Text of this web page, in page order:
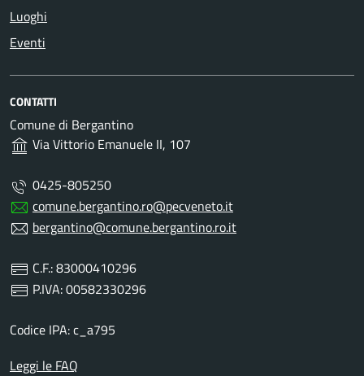
Luoghi
Eventi
CONTATTI
Comune di Bergantino
Via Vittorio Emanuele II, 107
0425-805250
comune.bergantino.ro@pecveneto.it
bergantino@comune.bergantino.ro.it
C.F.: 83000410296
P.IVA: 00582330296
Codice IPA: c_a795
Leggi le FAQ